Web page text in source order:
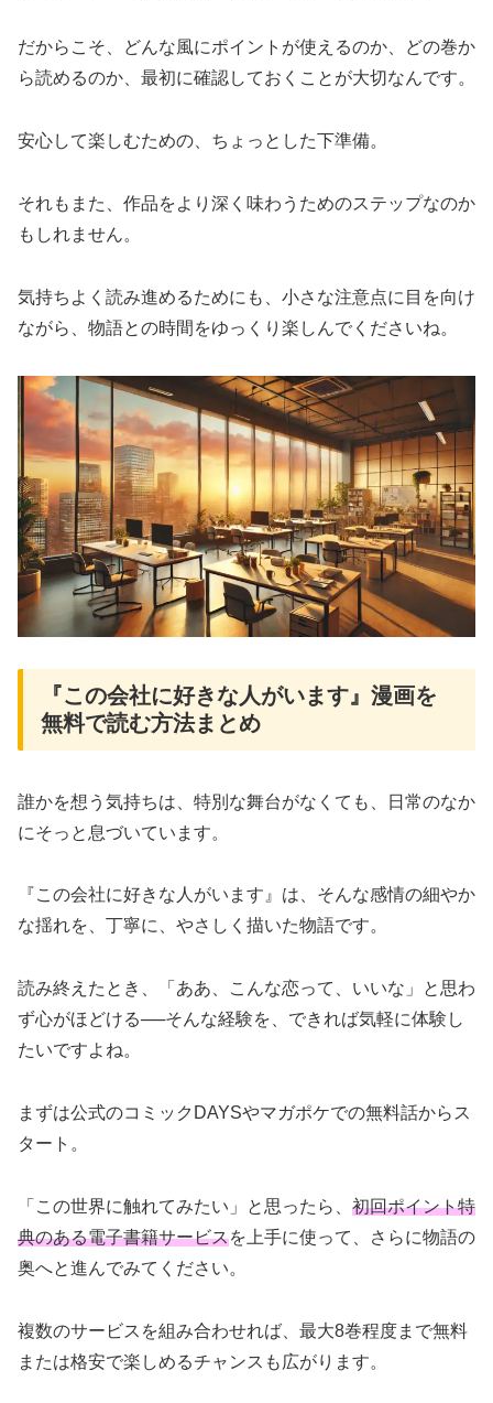
だからこそ、どんな風にポイントが使えるのか、どの巻か
ら読めるのか、最初に確認しておくことが大切なんです。
安心して楽しむための、ちょっとした下準備。
それもまた、作品をより深く味わうためのステップなのか
もしれません。
気持ちよく読み進めるためにも、小さな注意点に目を向け
ながら、物語との時間をゆっくり楽しんでくださいね。
『この会社に好きな人がいます』漫画を
無料で読む方法まとめ
誰かを想う気持ちは、特別な舞台がなくても、日常のなか
にそっと息づいています。
『この会社に好きな人がいます』は、そんな感情の細やか
な揺れを、丁寧に、やさしく描いた物語です。
読み終えたとき、「ああ、こんな恋って、いいな」と思わ
ず心がほどける──そんな経験を、できれば気軽に体験し
たいですよね。
まずは公式のコミックDAYSやマガポケでの無料話からス
タート。
「この世界に触れてみたい」と思ったら、 初回ポイント特
典のある電子書籍サービスを上手に使って、さらに物語の
奥へと進んでみてください。
複数のサービスを組み合わせれば、最大8巻程度まで無料
または格安で楽しめるチャンスも広がります。